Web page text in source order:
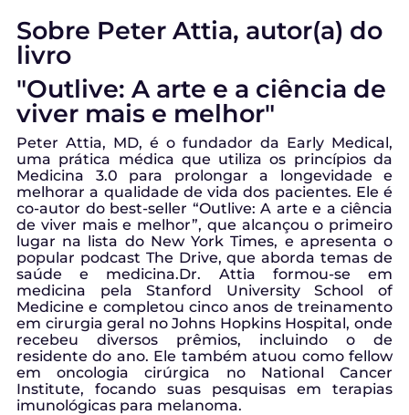
Sobre Peter Attia, autor(a) do
livro
"Outlive: A arte e a ciência de
viver mais e melhor"
Peter Attia, MD, é o fundador da Early Medical,
uma prática médica que utiliza os princípios da
Medicina 3.0 para prolongar a longevidade e
melhorar a qualidade de vida dos pacientes. Ele é
co-autor do best-seller “Outlive: A arte e a ciência
de viver mais e melhor”, que alcançou o primeiro
lugar na lista do New York Times, e apresenta o
popular podcast The Drive, que aborda temas de
saúde e medicina.Dr. Attia formou-se em
medicina pela Stanford University School of
Medicine e completou cinco anos de treinamento
em cirurgia geral no Johns Hopkins Hospital, onde
recebeu diversos prêmios, incluindo o de
residente do ano. Ele também atuou como fellow
em oncologia cirúrgica no National Cancer
Institute, focando suas pesquisas em terapias
imunológicas para melanoma.